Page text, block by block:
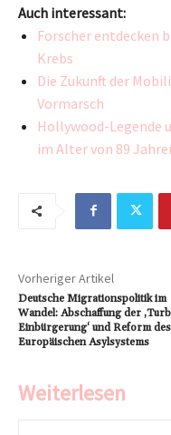
Auch interessant:
Forscher entdecken
Krebs
Die Zukunft der
Vormarsch
Hollywood-Legende
im Alter von 89
Vorheriger Artikel
Deutsche Migrationspolitik im
Wandel: Abschaffung der
Einbürgerung‘ und Reform des
Europäischen Asylsystems
Weiterlesen